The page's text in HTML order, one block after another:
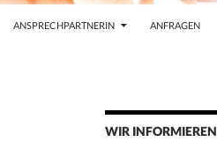
ANSPRECHPARTNERIN ANFRAGEN
WIR INFORMIEREN